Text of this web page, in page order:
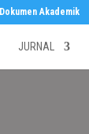
Dokumen Akademik
JURNAL